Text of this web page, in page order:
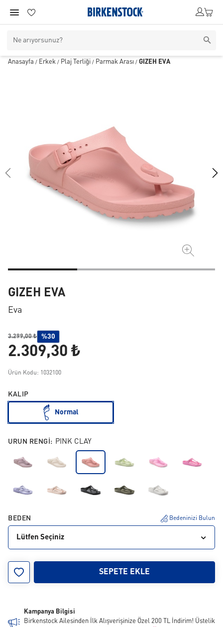
Anasayfa / Erkek / Plaj Terliği / Parmak Arası / GIZEH EVA
GIZEH EVA
Eva
3.299,00 ₺ %30
2.309,30 ₺
Ürün Kodu: 1032100
KALIP
Normal
URUN RENGI: PINK CLAY
BEDEN Bedeninizi Bulun
Lütfen Seçiniz
SEPETE EKLE
Kampanya Bilgisi
Birkenstock Ailesinden İlk Alışverişinize Özel 200 TL İndirim! Üstelik